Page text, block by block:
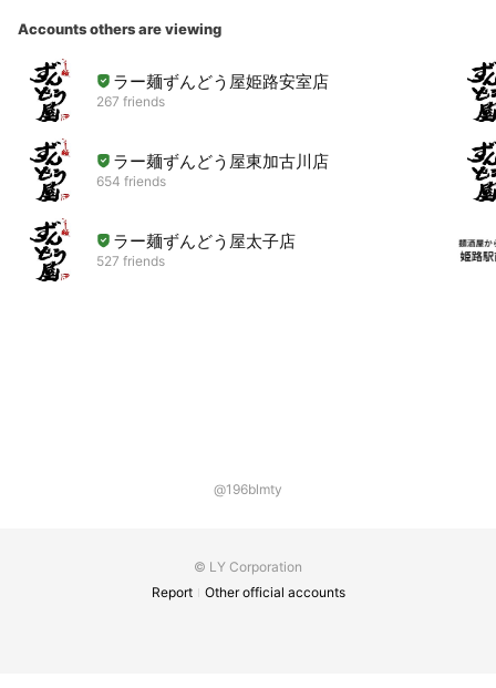
Accounts others are viewing
ラー麺ずんどう屋姫路安室店
267 friends
ラー麺ずんどう屋東加古川店
654 friends
ラー麺ずんどう屋太子店
527 friends
@196blmty
© LY Corporation
Report
Other official accounts